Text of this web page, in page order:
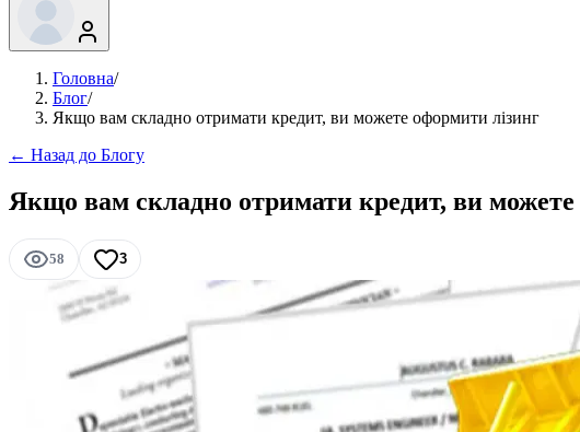
Головна/
Блог/
Якщо вам складно отримати кредит, ви можете оформити лізинг
← Назад до Блогу
Якщо вам складно отримати кредит, ви
58 3